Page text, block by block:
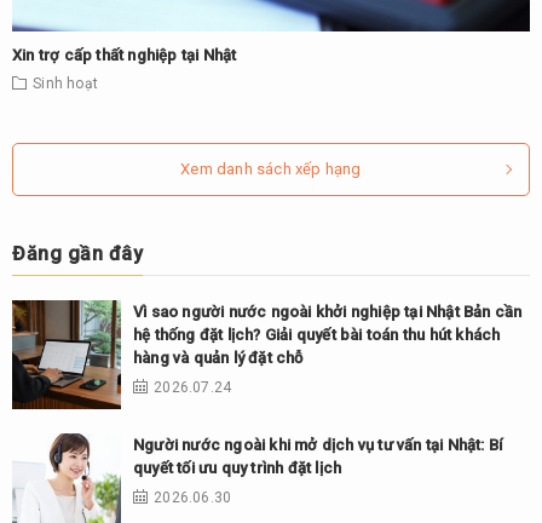
Xin trợ cấp thất nghiệp tại Nhật
Sinh hoạt
Xem danh sách xếp hạng
Đăng gần đây
Vì sao người nước ngoài khởi nghiệp tại Nhật Bản cần
hệ thống đặt lịch? Giải quyết bài toán thu hút khách
hàng và quản lý đặt chỗ
2026.07.24
Người nước ngoài khi mở dịch vụ tư vấn tại Nhật: Bí
quyết tối ưu quy trình đặt lịch
2026.06.30